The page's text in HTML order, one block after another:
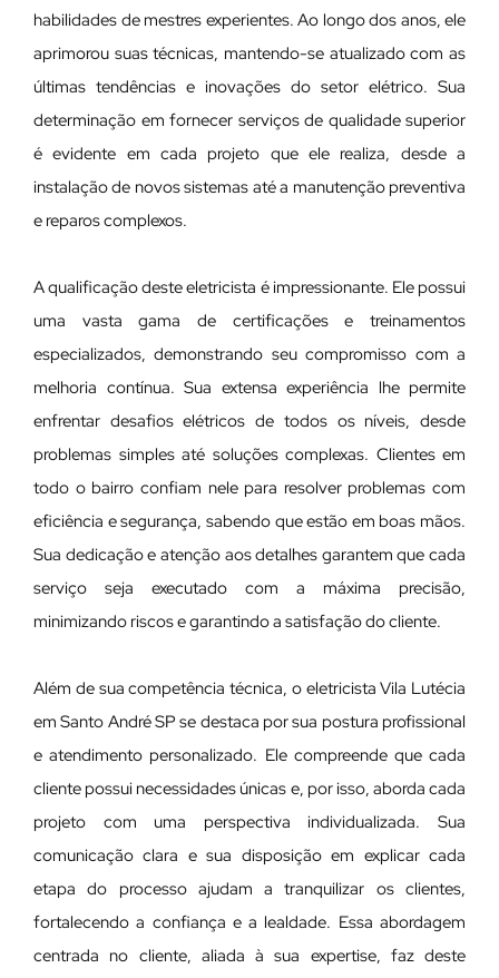
habilidades de mestres experientes. Ao longo dos anos, ele
aprimorou suas técnicas, mantendo-se atualizado com as
últimas tendências e inovações do setor elétrico. Sua
determinação em fornecer serviços de qualidade superior
é evidente em cada projeto que ele realiza, desde a
instalação de novos sistemas até a manutenção preventiva
e reparos complexos.
A qualificação deste eletricista é impressionante. Ele possui
uma vasta gama de certificações e treinamentos
especializados, demonstrando seu compromisso com a
melhoria contínua. Sua extensa experiência lhe permite
enfrentar desafios elétricos de todos os níveis, desde
problemas simples até soluções complexas. Clientes em
todo o bairro confiam nele para resolver problemas com
eficiência e segurança, sabendo que estão em boas mãos.
Sua dedicação e atenção aos detalhes garantem que cada
serviço seja executado com a máxima precisão,
minimizando riscos e garantindo a satisfação do cliente.
Além de sua competência técnica, o eletricista Vila Lutécia
em Santo André SP se destaca por sua postura profissional
e atendimento personalizado. Ele compreende que cada
cliente possui necessidades únicas e, por isso, aborda cada
projeto com uma perspectiva individualizada. Sua
comunicação clara e sua disposição em explicar cada
etapa do processo ajudam a tranquilizar os clientes,
fortalecendo a confiança e a lealdade. Essa abordagem
centrada no cliente, aliada à sua expertise, faz deste